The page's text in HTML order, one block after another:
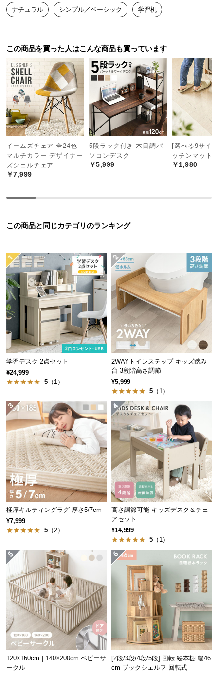
中
型
の
配
送
に
つ
い
て
小
型
商
品
つ
開
梱
設
置
ビ
ス
に
つ
い
搬
入
経
路
に
つ
い
て
返
品・
ャ
セ
ル
に
つ
て
保
証
一切の無駄を省いた天板は書物を思いっきり広げる
ことができ、サクサクと作業を進めることができま
す。
天板幅 天板奥行
すぐに手の届く引き出し
うものを近くに収納することで、作業も効率的に。
2つの引き出しでたっぷり収納
A4ファイルがぴったり収納できる引き出しが
！書
類や筆記用具等の小物もたっぷり収納できます。
横幅（内寸） 高さ（内寸） 奥行（内寸）
150㎜ 385㎜
ナチュラル シンプル／ベーシック 学習机
この商品を買った人はこんな商品も買っています
イームズチェア 全24色
マルチカラー デザイナー
ズシェルチェア
￥7,999
5段ラック付き 木目調パ
ソコンデスク
￥5,999
[選べる9サイ
ッチンマット
￥1,980
この商品と同じカテゴリのランキング
学習デスク 2点セット
¥24,999
5 （1）
2WAYトイレステップ キッズ踏み
台 3段階高さ調節
¥5,999
5 （1）
極厚キルティングラグ 厚さ5/7cm
¥7,999
5 （2）
高さ調節可能 キッズデスク＆チェ
アセット
¥14,999
5 （1）
120×160cm｜140×200cm ベビーサ
ークル
[2段/3段/4段/5段] 回転 絵本棚 幅46
cm ブックシェルフ 回転式